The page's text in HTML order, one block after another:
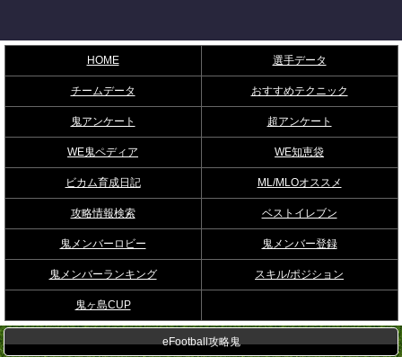
HOME 選手データ
チームデータ おすすめテクニック
鬼アンケート 超アンケート
WE鬼ペディア WE知恵袋
ビカム育成日記 ML/MLOオススメ
攻略情報検索 ベストイレブン
鬼メンバーロビー 鬼メンバー登録
鬼メンバーランキング スキル/ポジション
鬼ヶ島CUP
eFootball攻略鬼